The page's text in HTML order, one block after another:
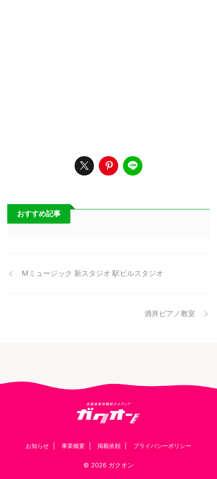
おすすめ記事
Mミュージック 新スタジオ 駅ビルスタジオ
酒井ピアノ教室
お知らせ 事業概要 掲載依頼 プライバシーポリシー
© 2026 ガクオン